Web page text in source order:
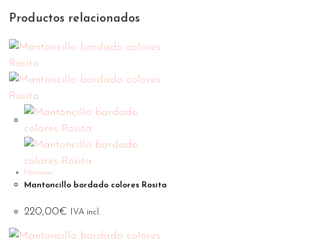
Productos relacionados
Mantones
Mantoncillo bordado colores Rosita
220,00€ IVA incl.